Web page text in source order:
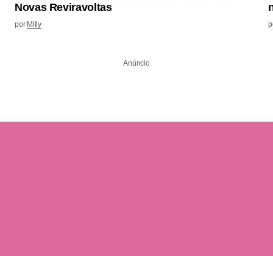
Novas Reviravoltas
por Milly
Anúncio